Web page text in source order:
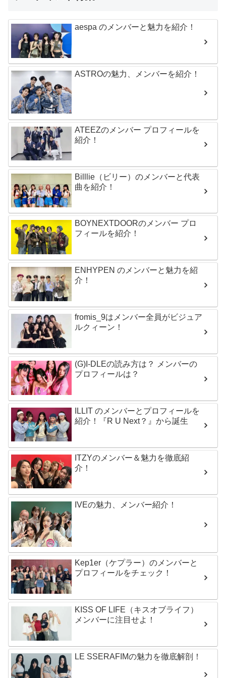
aespa のメンバーと魅力を紹介！
ASTROの魅力、メンバーを紹介！
ATEEZのメンバー プロフィールを
紹介！
Billlie（ビリー）のメンバーと代表
曲を紹介！
BOYNEXTDOORのメンバー プロ
フィールを紹介！
ENHYPEN のメンバーと魅力を紹
介！
fromis_9はメンバー全員がビジュア
ルクィーン！
(G)I-DLEの読み方は？ メンバーの
プロフィールは？
ILLIT のメンバーとプロフィールを
紹介！『R U Next？』から誕生
ITZYのメンバー＆魅力を徹底紹
介！
IVEの魅力、メンバー紹介！
Kep1er（ケプラー）のメンバーと
プロフィールをチェック！
KISS OF LIFE（キスオブライフ）
メンバーに注目せよ！
LE SSERAFIMの魅力を徹底解剖！